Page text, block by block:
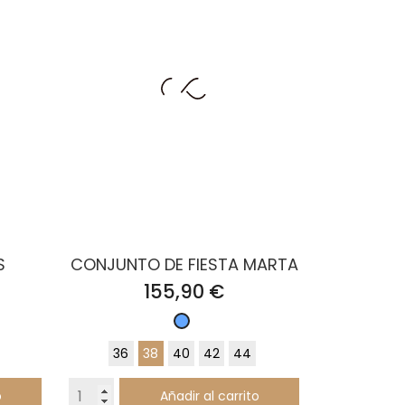
CONJUNTO DE FIESTA MARTA
Precio
155,90 €
Celeste
36
38 40 42 44
Añadir al carrito